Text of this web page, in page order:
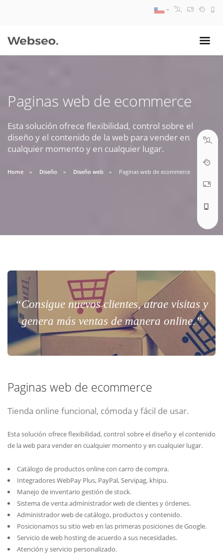
Paginas web de ecommerce
Esta solución ofrece flexibilidad, control sobre el
diseño y el contenido de la web para vender en
cualquier momento y en cualquier lugar.
Home Diseño Diseño web Paginas web de ecommerce
“Consigue nuevos clientes, atrae visitas y
genera más ventas de manera online.”
Paginas web de ecommerce
Tienda online funcional, cómoda y fácil de usar.
Esta solución ofrece flexibilidad, control sobre el diseño y el contenido
de la web para vender en cualquier momento y en cualquier lugar.
Catálogo de productos online con carro de compra.
Integradores WebPay Plus, PayPal, Servipag, khipu.
Manejo de inventario gestión de stock.
Sistema de venta administrador web de clientes y órdenes.
Administrador web de catálogo, productos y contenido.
Posicionamos su sitio web en las primeras posiciones de Google.
Servicio de web hosting de acuerdo a sus necesidades.
Atención y servicio personalizado.
09:30 AM A 18:30 PM
soporte@webseo.cl
ABRIR TICKET